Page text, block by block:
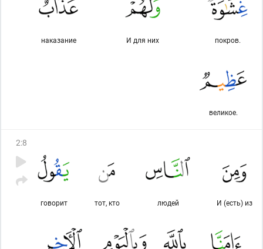
покров.
И для них
наказание
великое.
2:8
И (есть) из
людей
тот, кто
говорит